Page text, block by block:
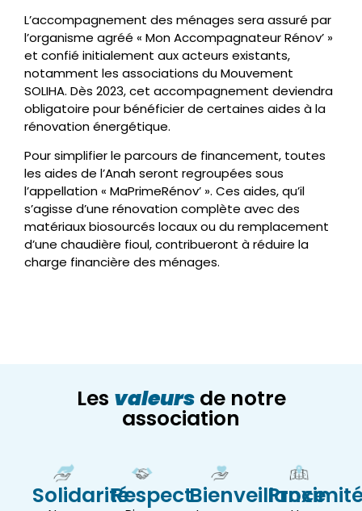
L’accompagnement des ménages sera assuré par
l’organisme agréé « Mon Accompagnateur Rénov’ »
et confié initialement aux acteurs existants,
notamment les associations du Mouvement
SOLIHA. Dès 2023, cet accompagnement deviendra
obligatoire pour bénéficier de certaines aides à la
rénovation énergétique.
Pour simplifier le parcours de financement, toutes
les aides de l’Anah seront regroupées sous
l’appellation « MaPrimeRénov’ ». Ces aides, qu’il
s’agisse d’une rénovation complète avec des
matériaux biosourcés locaux ou du remplacement
d’une chaudière fioul, contribueront à réduire la
charge financière des ménages.
Les valeursde notre
association
SolidaritéRespectBienveillance